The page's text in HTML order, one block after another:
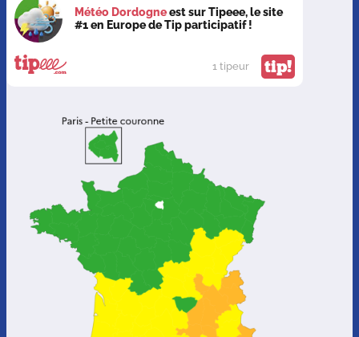
Météo Dordogneest sur Tipeee, le site
#1 en Europe de Tip participatif !
1 tipeur tip!